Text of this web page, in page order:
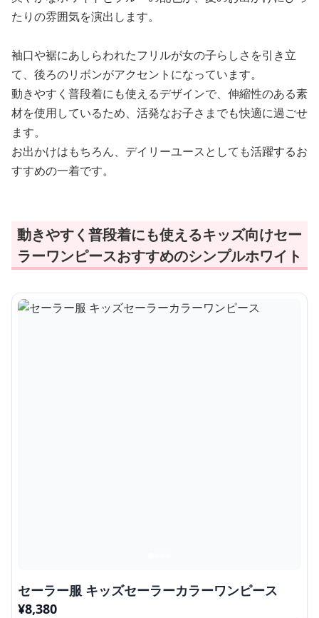
たりの雰囲気を演出します。
袖口や裾にあしらわれたフリルが女の子らしさを引き立
て、後ろのリボンがアクセントになっています。
動きやすく普段着にも使えるデザインで、伸縮性のある素
材を使用しているため、活発なお子さまでも快適に過ごせ
ます。
お出かけはもちろん、デイリーユースとしても活躍するお
すすめの一着です。
動きやすく普段着にも使えるキッズ向けセー
ラーワンピースおすすめのシンプルホワイト
セーラー服 キッズセーラーカラーワンピース
¥8,380